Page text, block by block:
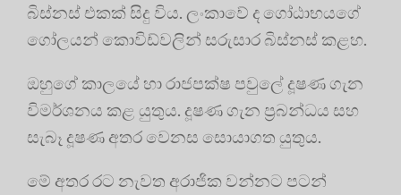
බිස්නස් එකක් සිදු විය. ලංකාවේ ද ගෝඨාභයගේ
ගෝලයන් කොවිඩ්වලින් සරුසාර බිස්නස් කළහ.
ඔහුගේ කාලයේ හා රාජපක්ෂ පවුලේ දූෂණ ගැන
විමර්ශනය කළ යුතුය. දූෂණ ගැන ප්‍රබන්ධය සහ
සැබෑ දූෂණ අතර වෙනස සොයාගත යුතුය.
මේ අතර රට නැවත අරාජික වන්නට පටන්